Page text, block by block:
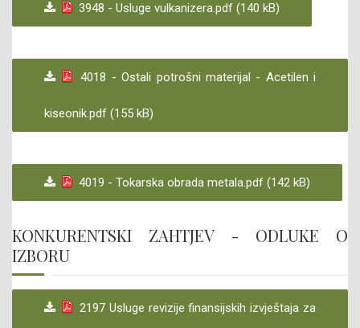
3948 - Usluge vulkanizera.pdf (140 kB)
4018 - Ostali potrošni materijal - Acetilen i
kiseonik.pdf (155 kB)
4019 - Tokarska obrada metala.pdf (142 kB)
KONKURENTSKI ZAHTJEV - ODLUKE O
IZBORU
2197 Usluge revizije finansijskih izvještaja za